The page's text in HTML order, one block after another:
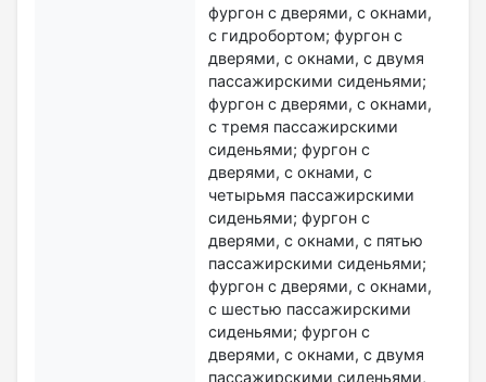
фургон с дверями, с окнами,
с гидробортом; фургон с
дверями, с окнами, с двумя
пассажирскими сиденьями;
фургон с дверями, с окнами,
с тремя пассажирскими
сиденьями; фургон с
дверями, с окнами, с
четырьмя пассажирскими
сиденьями; фургон с
дверями, с окнами, с пятью
пассажирскими сиденьями;
фургон с дверями, с окнами,
с шестью пассажирскими
сиденьями; фургон с
дверями, с окнами, с двумя
пассажирскими сиденьями,